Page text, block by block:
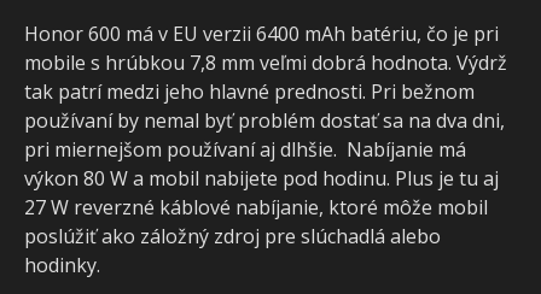
Honor 600 má v EU verzii 6400 mAh batériu, čo je pri
mobile s hrúbkou 7,8 mm veľmi dobrá hodnota. Výdrž
tak patrí medzi jeho hlavné prednosti. Pri bežnom
používaní by nemal byť problém dostať sa na dva dni,
pri miernejšom používaní aj dlhšie. Nabíjanie m
výkon 80 W a mobil nabijete pod hodinu. Plus je tu aj
27 W reverzné káblové nabíjanie, ktoré môže mobil
poslúžiť ako záložný zdroj pre slúchadlá alebo
hodinky.